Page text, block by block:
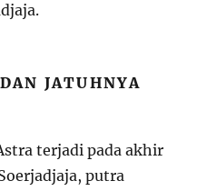
JATUHNYA
terjadi pada akhir
putra